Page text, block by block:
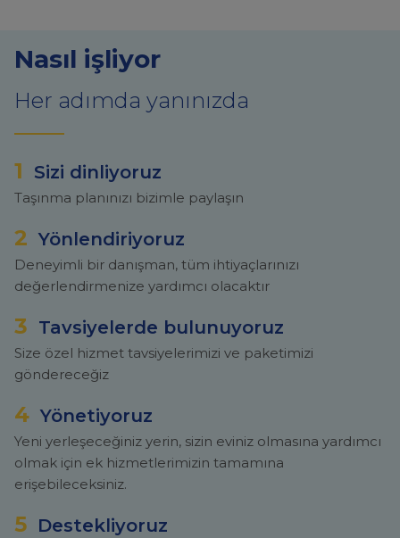
Nasıl işliyor
Her adımda yanınızda
1 Sizi dinliyoruz
Taşınma planınızı bizimle paylaşın
2 Yönlendiriyoruz
Deneyimli bir danışman, tüm ihtiyaçlarınızı
değerlendirmenize yardımcı olacaktır
3 Tavsiyelerde bulunuyoruz
Size özel hizmet tavsiyelerimizi ve paketimizi
göndereceğiz
4 Yönetiyoruz
Yeni yerleşeceğiniz yerin, sizin eviniz olmasına yardımcı
olmak için ek hizmetlerimizin tamamına
erişebileceksiniz.
5 Destekliyoruz